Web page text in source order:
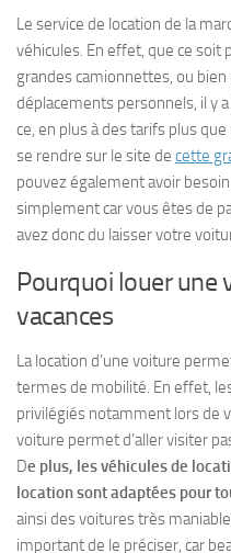
Le service de location de la
véhicules. En effet, que ce soit
grandes camionnettes, ou
déplacements personnels, il y
ce, en plus à des tarifs plus
se rendre sur le site de cette
pouvez également avoir
simplement car vous êtes de
avez donc du laisser votre
Pourquoi louer une
vacances
La location d’une voiture
termes de mobilité. En effet,
privilégiés notamment lors de
voiture permet d’aller visiter
De plus, les véhicules de
location sont adaptées pour
ainsi des voitures très
important de le préciser, car